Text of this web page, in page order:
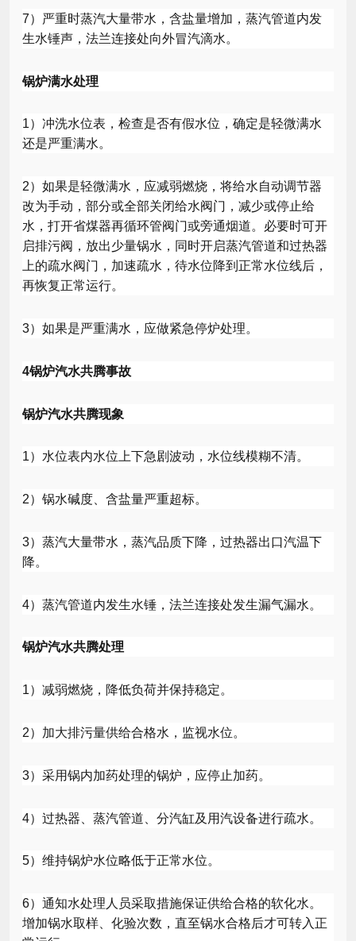
7）严重时蒸汽大量带水，含盐量增加，蒸汽管道内发
生水锤声，法兰连接处向外冒汽滴水。
锅炉满水处理
1）冲洗水位表，检查是否有假水位，确定是轻微满水
还是严重满水。
2）如果是轻微满水，应减弱燃烧，将给水自动调节器
改为手动，部分或全部关闭给水阀门，减少或停止给
水，打开省煤器再循环管阀门或旁通烟道。必要时可开
启排污阀，放出少量锅水，同时开启蒸汽管道和过热器
上的疏水阀门，加速疏水，待水位降到正常水位线后，
再恢复正常运行。
3）如果是严重满水，应做紧急停炉处理。
4锅炉汽水共腾事故
锅炉汽水共腾现象
1）水位表内水位上下急剧波动，水位线模糊不清。
2）锅水碱度、含盐量严重超标。
3）蒸汽大量带水，蒸汽品质下降，过热器出口汽温下
降。
4）蒸汽管道内发生水锤，法兰连接处发生漏气漏水。
锅炉汽水共腾处理
1）减弱燃烧，降低负荷并保持稳定。
2）加大排污量供给合格水，监视水位。
3）采用锅内加药处理的锅炉，应停止加药。
4）过热器、蒸汽管道、分汽缸及用汽设备进行疏水。
5）维持锅炉水位略低于正常水位。
6）通知水处理人员采取措施保证供给合格的软化水。
增加锅水取样、化验次数，直至锅水合格后才可转入正